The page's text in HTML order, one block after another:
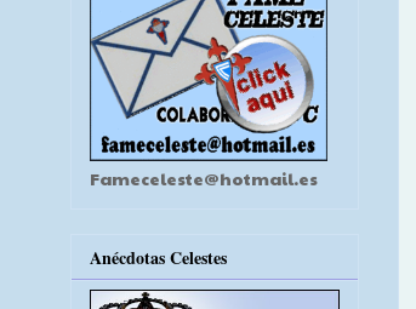
Fameceleste@hotmail.es
Anécdotas Celestes